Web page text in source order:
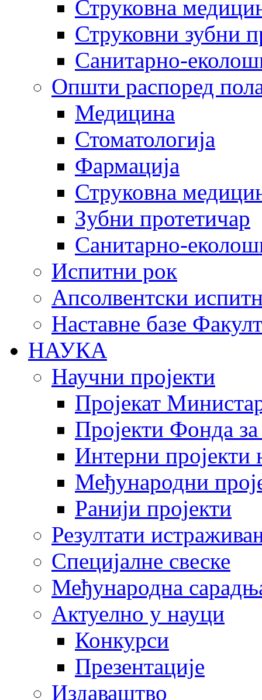
Струковна
Струковни зубни
Санитарно-
Општи распоред
Медицина
Стоматологија
Фармација
Струковна
Зубни протетичар
Санитарно-
Испитни рок
Апсолвентски
Наставне базе
НАУКА
Научни пројекти
Пројекат
Пројекти Фонда
Интерни пројекти
Међународни
Ранији пројекти
Резултати
Специјалне свеске
Међународна
Актуелно у науци
Конкурси
Презентације
Издаваштво